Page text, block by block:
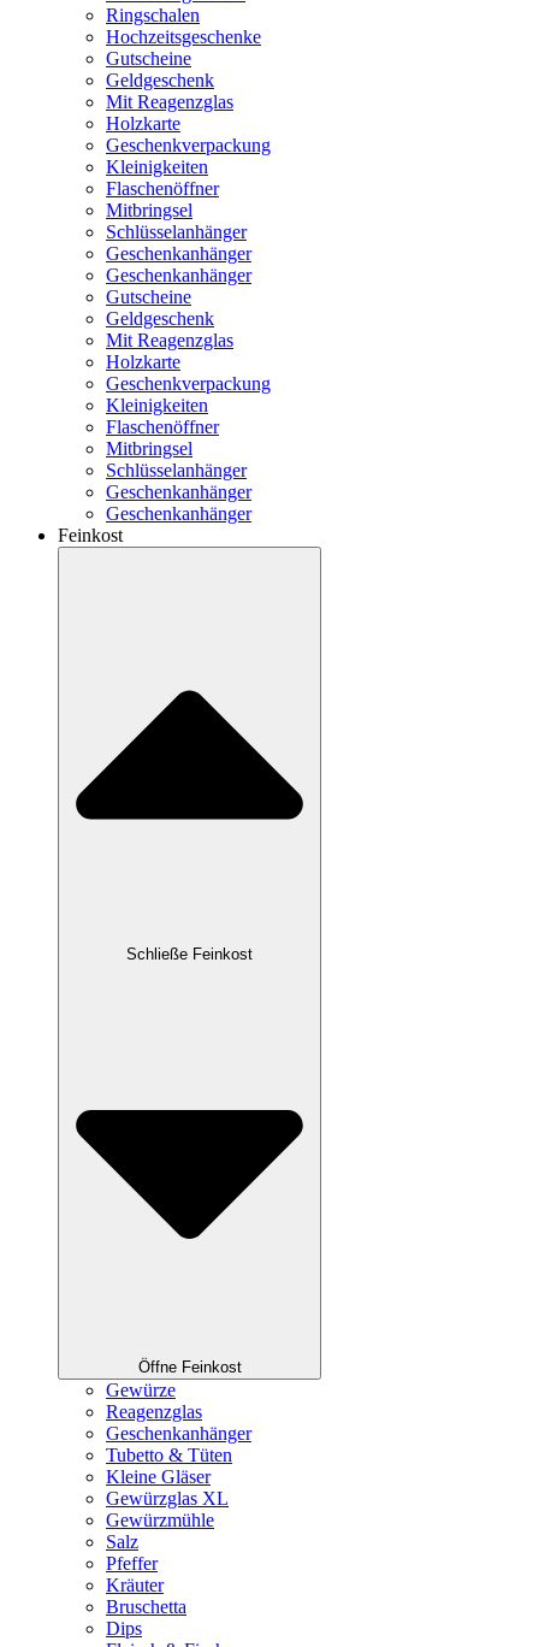
Ringschalen
Hochzeitsgeschenke
Gutscheine
Geldgeschenk
Mit Reagenzglas
Holzkarte
Geschenkverpackung
Kleinigkeiten
Flaschenöffner
Mitbringsel
Schlüsselanhänger
Geschenkanhänger
Geschenkanhänger
Gutscheine
Geldgeschenk
Mit Reagenzglas
Holzkarte
Geschenkverpackung
Kleinigkeiten
Flaschenöffner
Mitbringsel
Schlüsselanhänger
Geschenkanhänger
Geschenkanhänger
Feinkost
Schließe Feinkost
Öffne Feinkost
Gewürze
Reagenzglas
Geschenkanhänger
Tubetto & Tüten
Kleine Gläser
Gewürzglas XL
Gewürzmühle
Salz
Pfeffer
Kräuter
Bruschetta
Dips